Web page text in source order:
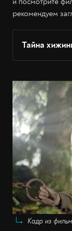
рекомендуем
Тайна
Кадр из